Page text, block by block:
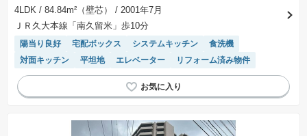
4LDK / 84.84m²（壁芯）
/ 2001年7月
ＪＲ久大本線「南久留米」歩10分
陽当り良好 宅配ボックス システムキッチン
食洗機
対面キッチン
平坦地 エレベーター リフォーム済み物件